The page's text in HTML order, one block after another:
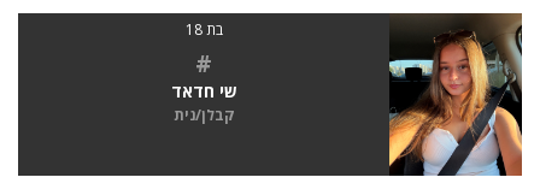
בת 18
#
שי חדאד
קבלן/נית